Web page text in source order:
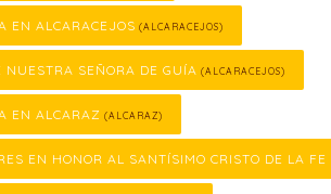
EN ALCARACEJOS (ALCARACEJOS)
NUESTRA SEÑORA DE GUÍA (ALCARACEJOS)
EN ALCARAZ (ALCARAZ)
EN HONOR AL SANTÍSIMO CRISTO DE LA FE